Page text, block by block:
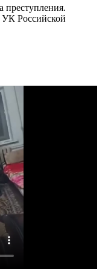
преступления.
УК Российской